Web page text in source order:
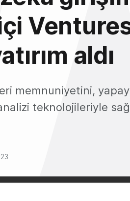
aldı
memnuniyetini,
teknolojileriyle